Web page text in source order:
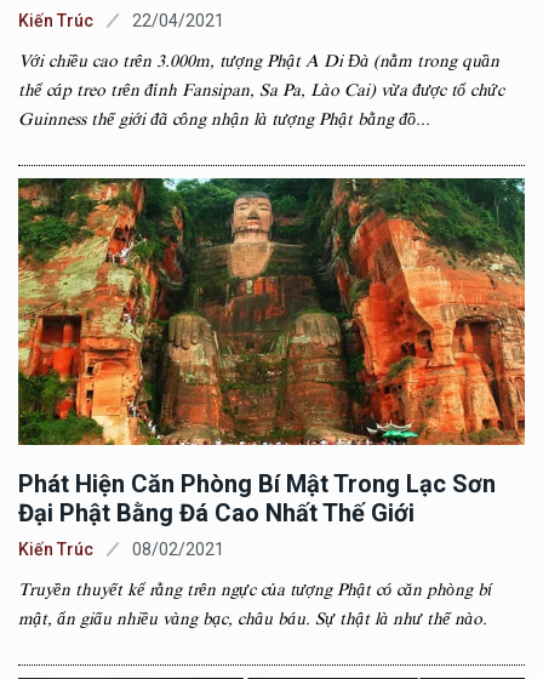
Kiến Trúc 22/04/2021
Với chiều cao trên 3.000m, tượng Phật A Di Đà (nằm trong quần
thể cáp treo trên đỉnh Fansipan, Sa Pa, Lào Cai) vừa được tổ chức
Guinness thế giới đã công nhận là tượng Phật bằng đồ...
Phát Hiện Căn Phòng Bí Mật Trong Lạc Sơn
Đại Phật Bằng Đá Cao Nhất Thế Giới
Kiến Trúc 08/02/2021
Truyền thuyết kể rằng trên ngực của tượng Phật có căn phòng bí
mật, ẩn giấu nhiều vàng bạc, châu báu. Sự thật là như thế nào.